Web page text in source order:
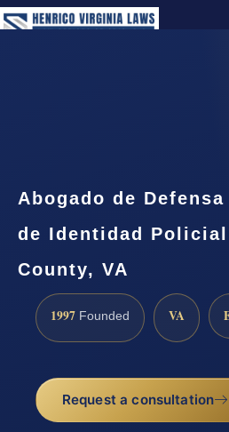
Abogado de
de Identidad Policial
County, VA
1997 Founded VA
Request a consultation